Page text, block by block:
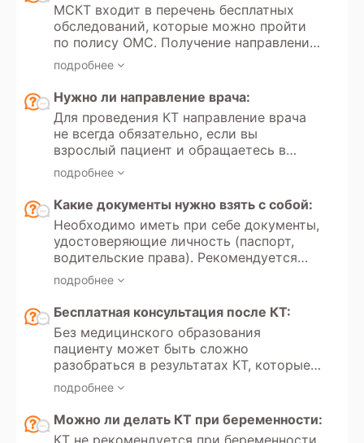
МСКТ входит в перечень бесплатных
обследований, которые можно пройти
по полису ОМС. Получение направления
на мультиспиральную компьютерную
томографию регулируется Федеральным
законом РФ «Об обязательном
медицинском страховании» №323.
Кроме того, в России доступно
прохождение МСКТ по программам
добровольного медицинского
страхования.
подробнее
Нужно ли направление врача:
Для проведения КТ направление врача
не всегда обязательно, если вы
взрослый пациент и обращаетесь в
частную клинику для платного
обследования. Однако если вы хотите
пройти КТ по полису обязательного
медицинского страхования, то
направление от врача необходимо.
Направление всегда требуется для
проведения КТ детям до 18 лет, как в
государственных медицинских
подробнее
Какие документы нужно взять с собой:
Необходимо иметь при себе документы,
удостоверяющие личность (паспорт,
водительские права). Рекомендуется
иметь направление врача с указанием
цели обследования и минимальных
требований к протоколам. Для оценки
динамики состояния следует принести
результаты предыдущих обследований.
подробнее
Бесплатная консультация после КТ:
Без медицинского образования
пациенту может быть сложно
разобраться в результатах КТ, которые
вызывают вопросы и сомнения.
Некоторые диагностические центры
предлагают услугу бесплатной
консультации по результатам
подробнее
Можно ли делать КТ при беременности:
КТ не рекомендуется при беременности